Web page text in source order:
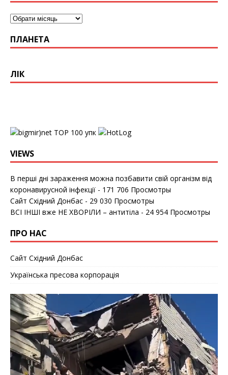
ПЛАНЕТА
ЛІК
упк
VIEWS
В перші дні зараження можна позбавити свій організм від
коронавирусной інфекції - 171 706 Просмотры
Сайт Східний Донбас - 29 030 Просмотры
ВСІ ІНШІ вже НЕ ХВОРІЛИ – антитіла - 24 954 Просмотры
ПРО НАС
Сайт Східний Донбас
Українська пресова корпорація